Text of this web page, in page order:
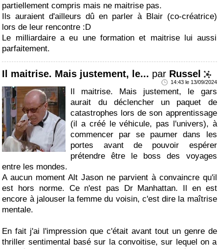
partiellement compris mais ne maitrise pas.
Ils auraient d'ailleurs dû en parler à Blair (co-créatrice)
lors de leur rencontre :D
Le milliardaire a eu une formation et maitrise lui aussi
parfaitement.
Il maitrise. Mais justement, le... par Russel
14:43 le 13/09/2024
Il maitrise. Mais justement, le gars
aurait du déclencher un paquet de
catastrophes lors de son apprentissage
(il a créé le véhicule, pas l'univers), à
commencer par se paumer dans les
portes avant de pouvoir espérer
prétendre être le boss des voyages
entre les mondes.
A aucun moment Alt Jason ne parvient à convaincre qu'il
est hors norme. Ce n'est pas Dr Manhattan. Il en est
encore à jalouser la femme du voisin, c'est dire la maîtrise
mentale.
En fait j'ai l'impression que c'était avant tout un genre de
thriller sentimental basé sur la convoitise, sur lequel on a